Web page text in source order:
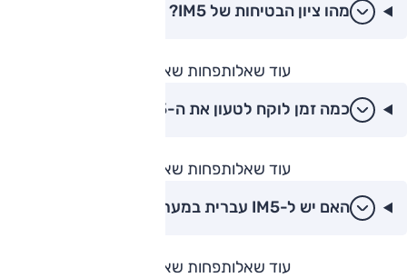
מהו ציון הבטיחות של IM5?
עוד שאלותפחות שאלות
כמה זמן לוקח לטעון את ה-IM5?
עוד שאלותפחות שאלות
האם יש ל-IM5 עברית במערכת המולטימדיה?
עוד שאלותפחות שאלות